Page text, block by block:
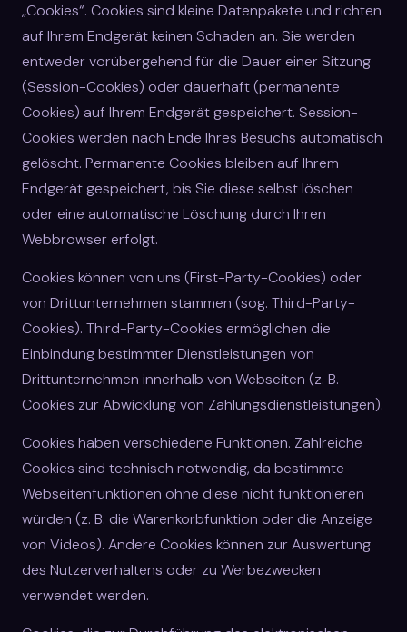
„Cookies“. Cookies sind kleine Datenpakete und richten
auf Ihrem Endgerät keinen Schaden an. Sie werden
entweder vorübergehend für die Dauer einer Sitzung
(Session-Cookies) oder dauerhaft (permanente
Cookies) auf Ihrem Endgerät gespeichert. Session-
Cookies werden nach Ende Ihres Besuchs automatisch
gelöscht. Permanente Cookies bleiben auf Ihrem
Endgerät gespeichert, bis Sie diese selbst löschen
oder eine automatische Löschung durch Ihren
Webbrowser erfolgt.
Cookies können von uns (First-Party-Cookies) oder
von Drittunternehmen stammen (sog. Third-Party-
Cookies). Third-Party-Cookies ermöglichen die
Einbindung bestimmter Dienstleistungen von
Drittunternehmen innerhalb von Webseiten (z. B.
Cookies zur Abwicklung von Zahlungsdienstleistungen).
Cookies haben verschiedene Funktionen. Zahlreiche
Cookies sind technisch notwendig, da bestimmte
Webseitenfunktionen ohne diese nicht funktionieren
würden (z. B. die Warenkorbfunktion oder die Anzeige
von Videos). Andere Cookies können zur Auswertung
des Nutzerverhaltens oder zu Werbezwecken
verwendet werden.